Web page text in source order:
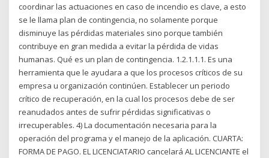
coordinar las actuaciones en caso de incendio es clave, a esto
se le llama plan de contingencia, no solamente porque
disminuye las pérdidas materiales sino porque también
contribuye en gran medida a evitar la pérdida de vidas
humanas. Qué es un plan de contingencia. 1.2.1.1.1. Es una
herramienta que le ayudara a que los procesos críticos de su
empresa u organización continúen. Establecer un periodo
crítico de recuperación, en la cual los procesos debe de ser
reanudados antes de sufrir pérdidas significativas o
irrecuperables. 4) La documentación necesaria para la
operación del programa y el manejo de la aplicación. CUARTA:
FORMA DE PAGO. EL LICENCIATARIO cancelará AL LICENCIANTE el